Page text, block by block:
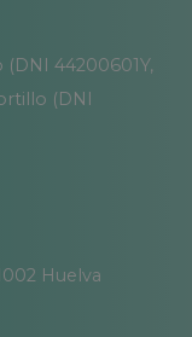
44200601Y,
(DNI
Huelva